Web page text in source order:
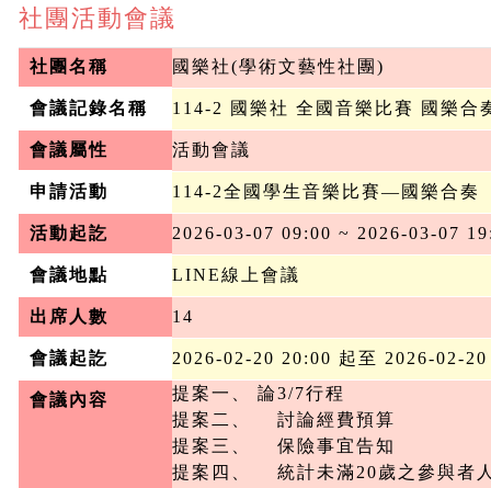
社團活動會議
社團名稱 國樂社(學術文藝性社團)
會議記錄名稱 114-2 國樂社 全國音樂比賽 國樂合
會議屬性 活動會議
申請活動 114-2全國學生音樂比賽—國樂合奏
活動起訖 2026-03-07 09:00 ~ 2026-03-07
會議地點 LINE線上會議
出席人數 14
會議起訖 2026-02-20 20:00 起至 2026-02-
會議內容
提案一、 論3/7行程
提案二、	討論經費預算
提案三、	保險事宜告知
提案四、	統計未滿20歲之參與者人數